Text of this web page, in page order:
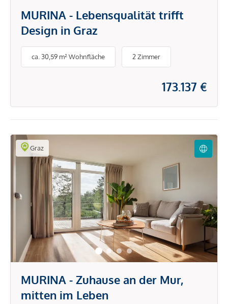
MURINA - Lebensqualität trifft
Design in Graz
ca. 30,59 m² Wohnfläche 2 Zimmer
173.137 €
Graz
MURINA - Zuhause an der Mur,
mitten im Leben